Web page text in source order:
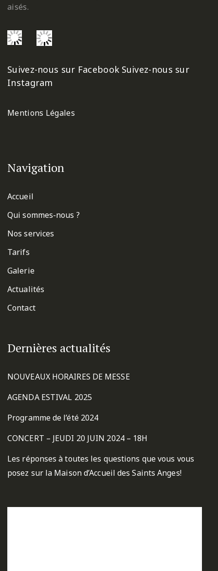
aisés.
Suivez-nous sur Facebook Suivez-nous sur
Instagram
Mentions Légales
Navigation
Accueil
Qui sommes-nous ?
Nos services
Tarifs
Galerie
Actualités
Contact
Dernières actualités
NOUVEAUX HORAIRES DE MESSE
AGENDA ESTIVAL 2025
Programme de l’été 2024
CONCERT – JEUDI 20 JUIN 2024 – 18H
Les réponses à toutes les questions que vous vous
posez sur la Maison d’Accueil des Saints Anges!